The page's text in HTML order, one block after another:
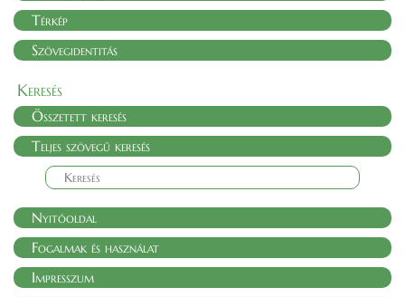
Térkép
Szövegidentitás
Keresés
Összetett keresés
Teljes szövegű keresés
Nyitóoldal
Fogalmak és használat
Impresszum